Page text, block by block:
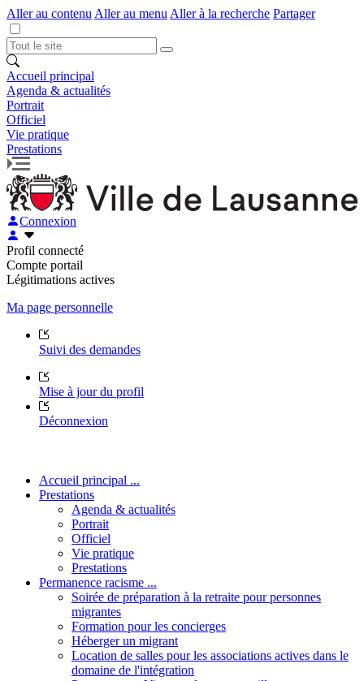
Aller au contenu Aller au menu Aller à la recherche Partager
Accueil principal
Agenda & actualités
Portrait
Officiel
Vie pratique
Prestations
Connexion
Profil connecté
Compte portail
Légitimations actives
Ma page personnelle
Suivi des demandes
Mise à jour du profil
Déconnexion
Accueil principal ...
Prestations
Agenda & actualités
Portrait
Officiel
Vie pratique
Prestations
Permanence racisme ...
Soirée de préparation à la retraite pour personnes
migrantes
Formation pour les concierges
Héberger un migrant
Location de salles pour les associations actives dans le
domaine de l'intégration